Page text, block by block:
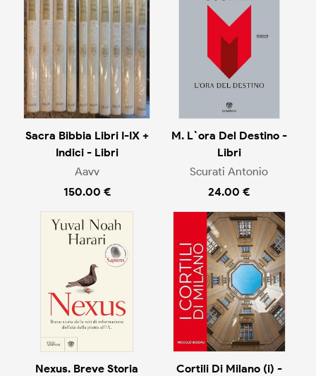
Sacra Bibbia Libri I-IX +
Indici - Libri
Aavv
150.00 €
M. L`ora Del Destino -
Libri
Scurati Antonio
24.00 €
Nexus. Breve Storia
Cortili Di Milano (i) -